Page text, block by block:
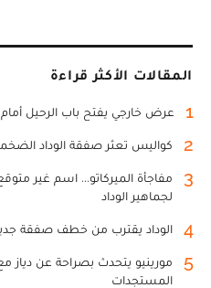
المقالات الأكثر قراءة
1 عرض خارجي يفتح باب الرحيل أمام
2 كواليس تعثر صفقة الوداد
3
مفاجأة الميركاتو... اسم غير
لجماهير الوداد
4 الوداد يقترب من خطف صفقة
5
مورينيو يتحدث بصراحة عن دياز
المستجدات